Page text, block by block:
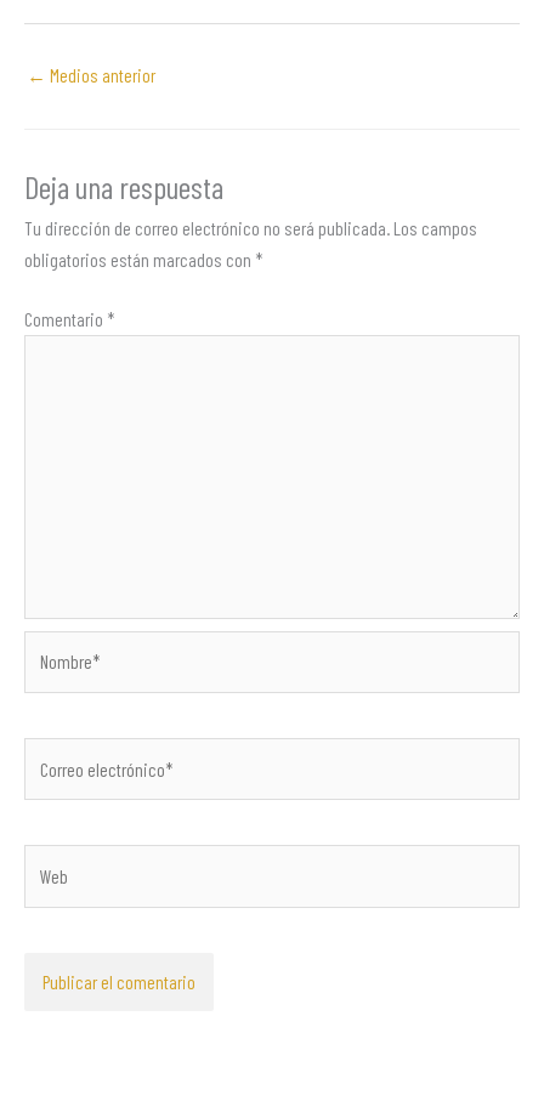
← Medios anterior
Deja una respuesta
Tu dirección de correo electrónico no será publicada. Los campos
obligatorios están marcados con *
Comentario *
electrónico*